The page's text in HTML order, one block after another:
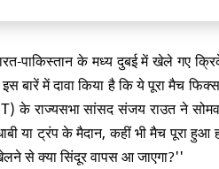
पाकिस्तान के मध्य दुबई में खेले गए
बारें में दावा किया है कि ये पूरा मैच
के राज्यसभा सांसद संजय राउत ने
या ट्रंप के मैदान, कहीं भी मैच पूरा हुआ
से क्या सिंदूर वापस आ जाएगा?''